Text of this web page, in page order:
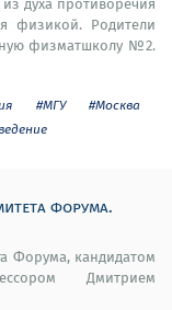
физикой. Родители
физматшколу №2.
#МГУ
#Москва
форума.
Форума, кандидатом
Дмитрием